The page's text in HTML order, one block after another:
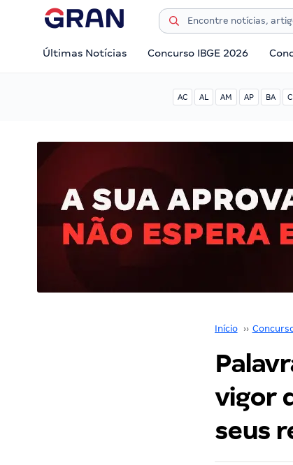
Últimas Notícias Concurso IBGE 2026
AC AL AM AP BA
Início ››
vigor
seus